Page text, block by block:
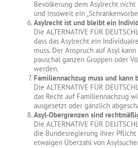
Bevölkerung dem Asylrecht
und insoweit ein
Asylrecht ist und bleibt ein
Die ALTERNATIVE FÜR
dass das Asylrecht ein
muss. Der Anspruch auf Asyl
pauschal ganzen Gruppen oder
werden.
Familiennachzug muss und kann
Die ALTERNATIVE FÜR
das Recht auf Familiennachzug
ausgesetzt oder gänzlich
Asyl-Obergrenzen sind
Die ALTERNATIVE FÜR
die Bundesregierung ihrer Pflicht
etwaigen Überzahl von